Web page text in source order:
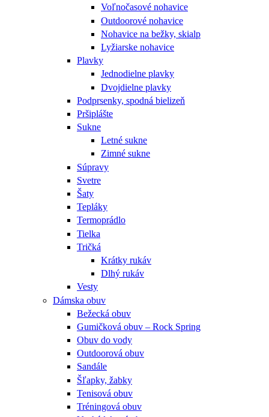
Voľnočasové nohavice
Outdoorové nohavice
Nohavice na bežky, skialp
Lyžiarske nohavice
Plavky
Jednodielne plavky
Dvojdielne plavky
Podprsenky, spodná bielizeň
Pršiplášte
Sukne
Letné sukne
Zimné sukne
Súpravy
Svetre
Šaty
Tepláky
Termoprádlo
Tielka
Tričká
Krátky rukáv
Dlhý rukáv
Vesty
Dámska obuv
Bežecká obuv
Gumičková obuv – Rock Spring
Obuv do vody
Outdoorová obuv
Sandále
Šľapky, žabky
Tenisová obuv
Tréningová obuv